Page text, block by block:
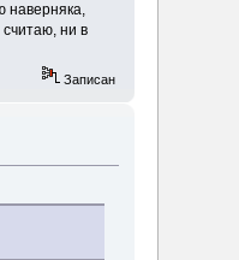
наверняка,
ни в
Записан